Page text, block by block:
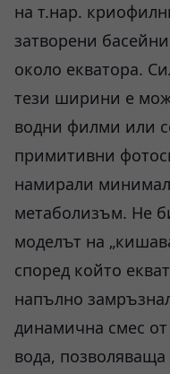
на т.нар.
затворени
около екватора.
тези ширини е
водни филми или
примитивни
намирали
метаболизъм. Не
моделът на
според който
напълно
динамична смес
вода,